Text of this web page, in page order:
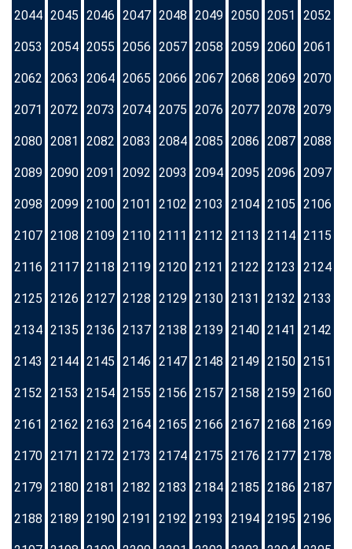
2044 2045 2046 2047 2048 2049 2050 2051 2052
2053 2054 2055 2056 2057 2058 2059 2060 2061
2062 2063 2064 2065 2066 2067 2068 2069 2070
2071 2072 2073 2074 2075 2076 2077 2078 2079
2080 2081 2082 2083 2084 2085 2086 2087 2088
2089 2090 2091 2092 2093 2094 2095 2096 2097
2098 2099 2100 2101 2102 2103 2104 2105 2106
2107 2108 2109 2110 2111 2112 2113 2114 2115
2116 2117 2118 2119 2120 2121 2122 2123 2124
2125 2126 2127 2128 2129 2130 2131 2132 2133
2134 2135 2136 2137 2138 2139 2140 2141 2142
2143 2144 2145 2146 2147 2148 2149 2150 2151
2152 2153 2154 2155 2156 2157 2158 2159 2160
2161 2162 2163 2164 2165 2166 2167 2168 2169
2170 2171 2172 2173 2174 2175 2176 2177 2178
2179 2180 2181 2182 2183 2184 2185 2186 2187
2188 2189 2190 2191 2192 2193 2194 2195 2196